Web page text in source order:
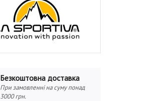
Безкоштовна доставка
При замовленні на суму понад
3000 грн.